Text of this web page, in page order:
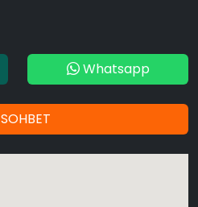
Whatsapp
SOHBET